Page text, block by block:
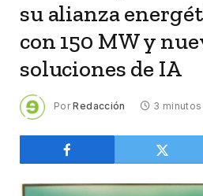
su alianza
con 150 MW y
soluciones de IA
Por Redacción 3